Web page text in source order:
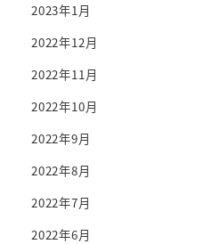
2023年1月
2022年12月
2022年11月
2022年10月
2022年9月
2022年8月
2022年7月
2022年6月